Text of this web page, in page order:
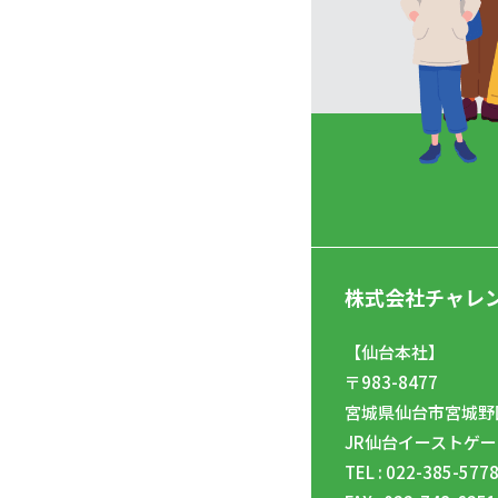
株式会社チャレ
【仙台本社】
〒983-8477
宮城県仙台市宮城
JR仙台イーストゲ
TEL : 022-385-5778